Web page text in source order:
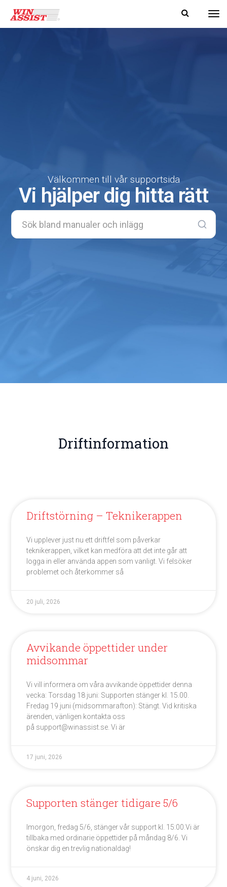
Vi hjälper dig hitta rätt
Välkommen till vår supportsida
Driftinformation
Driftstörning – Teknikerappen
Vi upplever just nu ett driftfel som påverkar
teknikerappen, vilket kan medföra att det inte går att
logga in eller använda appen som vanligt. Vi felsöker
problemet och återkommer så
20 juli, 2026
Avvikande öppettider under
midsommar
Vi vill informera om våra avvikande öppettider denna
vecka: Torsdag 18 juni: Supporten stänger kl. 15.00.
Fredag 19 juni (midsommarafton): Stängt. Vid kritiska
ärenden, vänligen kontakta oss
på support@winassist.se. Vi är
17 juni, 2026
Supporten stänger tidigare 5/6
Imorgon, fredag 5/6, stänger vår support kl. 15:00.Vi är
tillbaka med ordinarie öppettider på måndag 8/6. Vi
önskar dig en trevlig nationaldag!
4 juni, 2026